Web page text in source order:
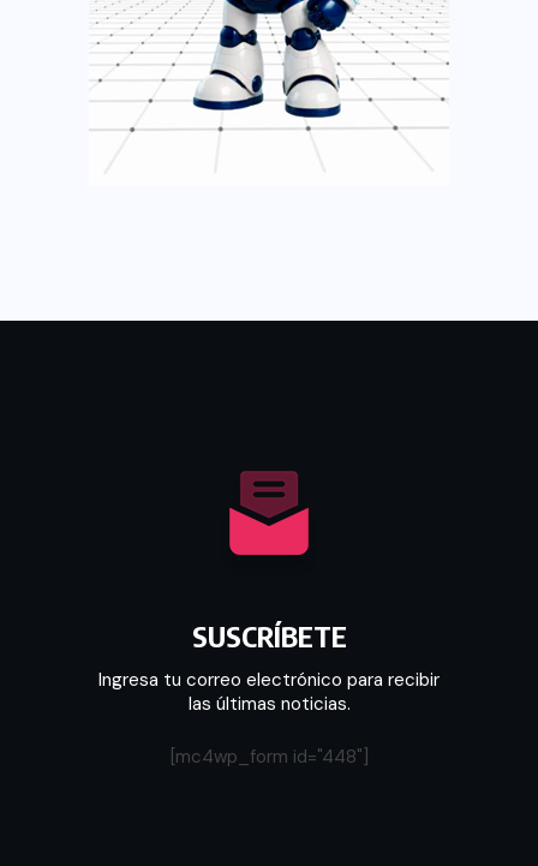
SUSCRÍBETE
Ingresa tu correo electrónico para recibir
las últimas noticias.
[mc4wp_form id="448"]